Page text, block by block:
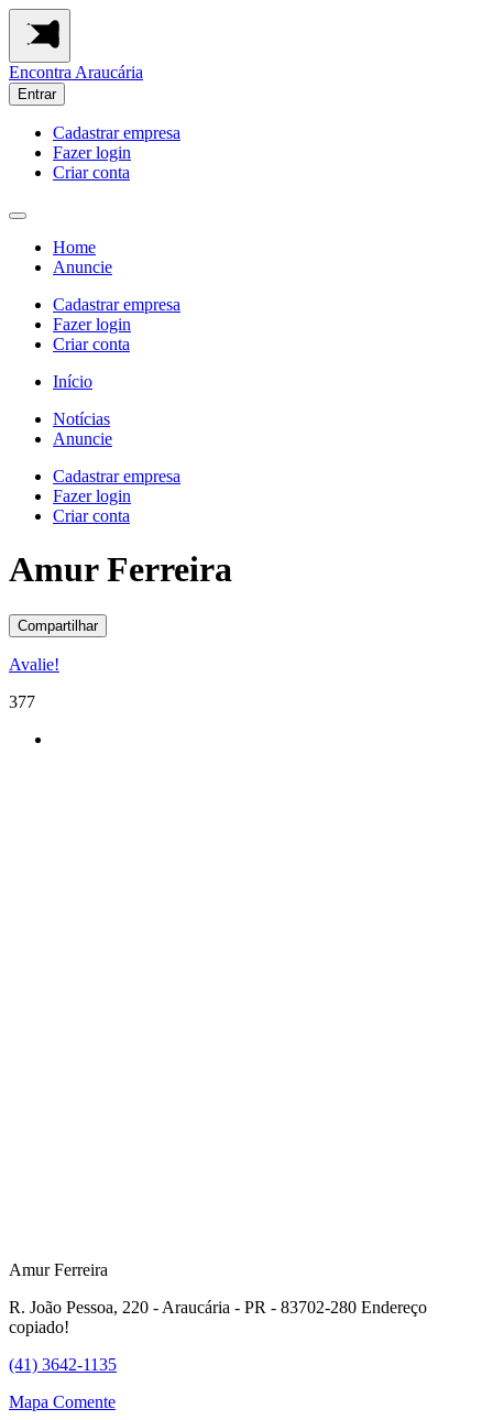
Encontra Araucária
Entrar
Cadastrar empresa
Fazer login
Criar conta
Home
Anuncie
Cadastrar empresa
Fazer login
Criar conta
Início
Notícias
Anuncie
Cadastrar empresa
Fazer login
Criar conta
Amur Ferreira
Compartilhar
Avalie!
377
Amur Ferreira
R. João Pessoa, 220 - Araucária - PR - 83702-280 Endereço
copiado!
(41) 3642-1135
Mapa Comente